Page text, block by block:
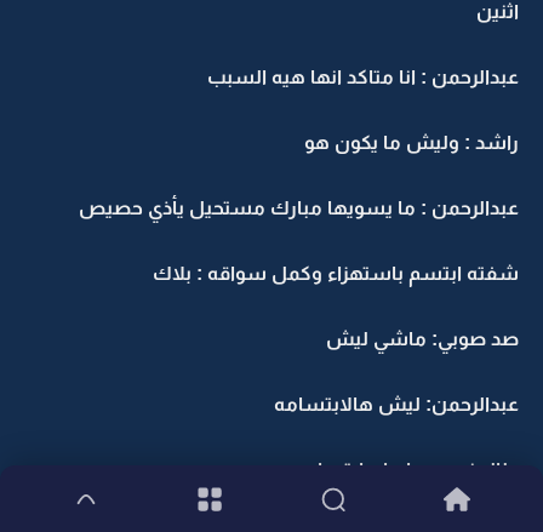
اثنين
عبدالرحمن : انا متاكد انها هيه السبب
راشد : وليش ما يكون هو
عبدالرحمن : ما يسويها مبارك مستحيل يأذي حصيص
شفته ابتسم باستهزاء وكمل سواقه : بلاك
صد صوبي: ماشي ليش
عبدالرحمن: ليش هالابتسامه
طالعني بعبط : اي ابتسامه